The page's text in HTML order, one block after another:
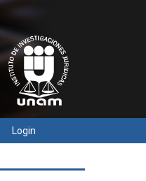
Login